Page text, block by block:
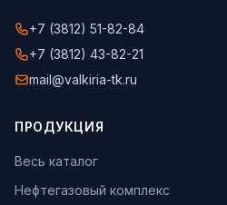
+7 (3812) 51-82-84
+7 (3812) 43-82-21
mail@valkiria-tk.ru
ПРОДУКЦИЯ
Весь каталог
Нефтегазовый комплекс